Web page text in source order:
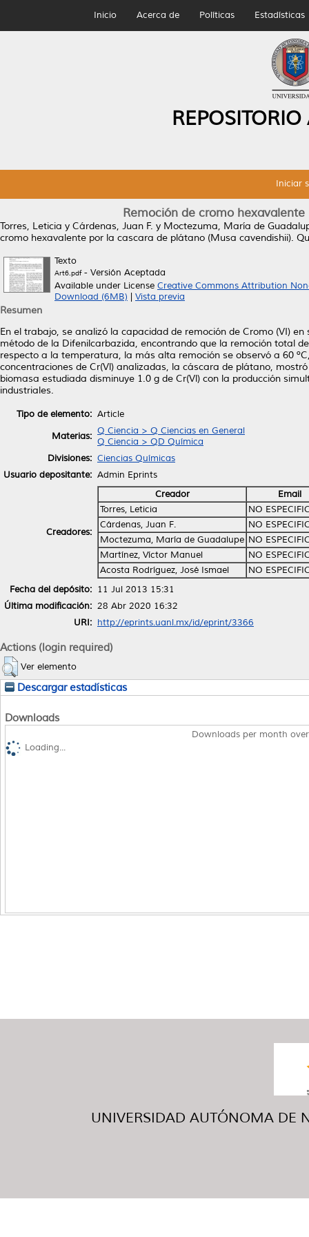
Inicio Acerca de Políticas Estadísticas
Iniciar
Remoción de cromo
Torres, Leticia y Cárdenas, Juan F. y Moctezuma, María de
cromo hexavalente por la cascara de plátano (Musa cavendishii).
Texto
Art6.pdf- Versión Aceptada
Available under License Creative Commons Attribution
Download (6MB)
Vista previa
Resumen
En el trabajo, se analizó la capacidad de remoción de Cromo (VI)
método de la Difenilcarbazida, encontrando que la remoción total
respecto a la temperatura, la más alta remoción se observó a 60
concentraciones de Cr(Vl) analizadas, la cáscara de plátano,
biomasa estudiada disminuye 1.0 g de Cr(Vl) con la producción
industriales.
Tipo de elemento: Article
Materias: Q Ciencia > Q Ciencias en General
Q Ciencia > QD Química
Divisiones: Ciencias Químicas
Usuario depositante: Admin Eprints
Creadores:
Creador
Email
Torres, Leticia
NO
Cárdenas, Juan F.
NO
Moctezuma, María de Guadalupe NO
Martínez, Víctor Manuel
NO
Acosta Rodríguez, José Ismael
NO
Fecha del depósito: 11 Jul 2013 15:31
Última modificación: 28 Abr 2020 16:32
URI: http://eprints.uanl.mx/id/eprint/3366
Actions (login required)
Ver elemento
Descargar estadísticas
Downloads
Downloads per month
Loading...
UNIVERSIDAD AUTÓNOMA DE